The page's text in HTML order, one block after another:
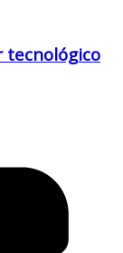
tecnológico